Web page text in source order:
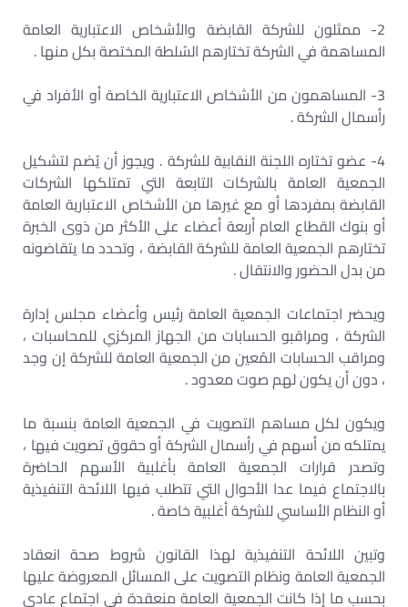
2- ممثلون للشركة القابضة والأشخاص الاعتبارية العامة
المساهمة في الشركة تختارهم السُلطة المختصة بكل منها .
3- المساهمون من الأشخاص الاعتبارية الخاصة أو الأفراد في
رأسمال الشركة .
4- عضو تختاره اللجنة النقابية للشركة . ويجوز أن يُضم لتشكيل
الجمعية العامة بالشركات التابعة التي تمتلكها الشركات
القابضة بمفردها أو مع غيرها من الأشخاص الاعتبارية العامة
أو بنوك القطاع العام أربعة أعضاء على الأكثر من ذوى الخبرة
تختارهم الجمعية العامة للشركة القابضة ، وتحدد ما يتقاضونه
من بدل الحضور والانتقال .
ويحضر اجتماعات الجمعية العامة رئيس وأعضاء مجلس إدارة
الشركة ، ومراقبو الحسابات من الجهاز المركزي للمحاسبات ،
ومراقب الحسابات المُعين من الجمعية العامة للشركة إن وجد
، دون أن يكون لهم صوت معدود .
ويكون لكل مساهم التصويت في الجمعية العامة بنسبة ما
يمتلكه من أسهم في رأسمال الشركة أو حقوق تصويت فيها ،
وتصدر قرارات الجمعية العامة بأغلبية الأسهم الحاضرة
بالاجتماع فيما عدا الأحوال التي تتطلب فيها اللائحة التنفيذية
أو النظام الأساسي للشركة أغلبية خاصة .
وتبين اللائحة التنفيذية لهذا القانون شروط صحة انعقاد
الجمعية العامة ونظام التصويت على المسائل المعروضة عليها
بحسب ما إذا كانت الجمعية العامة منعقدة في اجتماع عادى